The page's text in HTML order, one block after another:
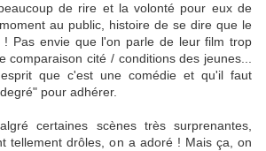
de rire et la volonté pour eux de
au public, histoire de se dire que le
! Pas envie que l'on parle de leur film trop
comparaison cité / conditions des jeunes...
que c'est une comédie et qu'il faut
pour adhérer.
certaines scènes très surprenantes,
tellement drôles, on a adoré ! Mais ça, on